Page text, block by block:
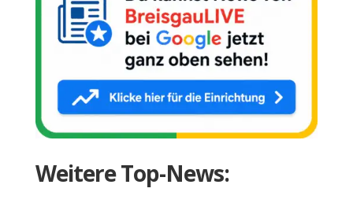
Weitere Top-News: